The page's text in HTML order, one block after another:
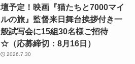
壇予定！映画『猫たちと7000マイ
ルの旅』監督来日舞台挨拶付き一
般試写会に15組30名様ご招待
☆（応募締切：8月16日）
2026.7.30